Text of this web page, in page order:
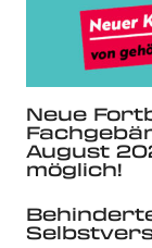
Neue
August
möglich!